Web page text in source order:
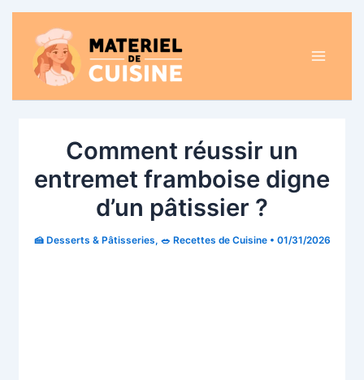
contenu
Menu
Comment réussir un
entremet framboise digne
d’un pâtissier ?
🍰 Desserts & Pâtisseries, 🥗 Recettes de Cuisine• 01/31/2026